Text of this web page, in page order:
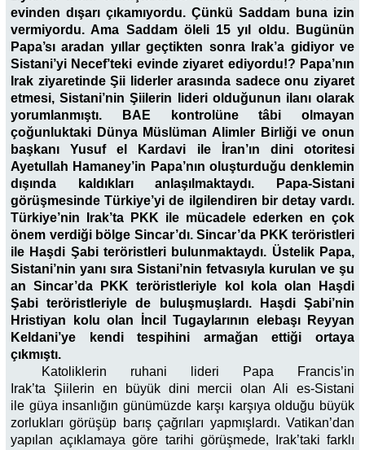
evinden dışarı çıkamıyordu. Çünkü Saddam buna izin
vermiyordu. Ama Saddam öleli 15 yıl oldu. Bugünün
Papa’sı aradan yıllar geçtikten sonra Irak’a gidiyor ve
Sistani’yi Necef’teki evinde ziyaret ediyordu!? Papa’nın
Irak ziyaretinde Şii liderler arasında sadece onu ziyaret
etmesi, Sistani’nin Şiilerin lideri olduğunun ilanı olarak
yorumlanmıştı. BAE kontrolüne tâbi olmayan
çoğunluktaki Dünya Müslüman Alimler Birliği ve onun
başkanı Yusuf el Kardavi ile İran’ın dini otoritesi
Ayetullah Hamaney’in Papa’nın oluşturduğu denklemin
dışında kaldıkları anlaşılmaktaydı. Papa-Sistani
görüşmesinde Türkiye’yi de ilgilendiren bir detay vardı.
Türkiye’nin Irak’ta PKK ile mücadele ederken en çok
önem verdiği bölge Sincar’dı. Sincar’da PKK teröristleri
ile Haşdi Şabi teröristleri bulunmaktaydı. Üstelik Papa,
Sistani’nin yanı sıra Sistani’nin fetvasıyla kurulan ve şu
an Sincar’da PKK teröristleriyle kol kola olan Haşdi
Şabi teröristleriyle de buluşmuşlardı. Haşdi Şabi’nin
Hristiyan kolu olan İncil Tugaylarının elebaşı Reyyan
Keldani’ye kendi tespihini armağan ettiği ortaya
çıkmıştı.
Katoliklerin ruhani lideri Papa Francis’in
Irak’ta Şiilerin en büyük dini mercii olan Ali es-Sistani
ile güya insanlığın günümüzde karşı karşıya olduğu büyük
zorlukları görüşüp barış çağrıları yapmışlardı. Vatikan’dan
yapılan açıklamaya göre tarihi görüşmede, Irak’taki farklı